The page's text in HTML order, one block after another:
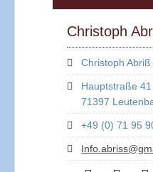
Christoph
Christoph
Hauptstraße 41
71397
+49 (0) 71 95